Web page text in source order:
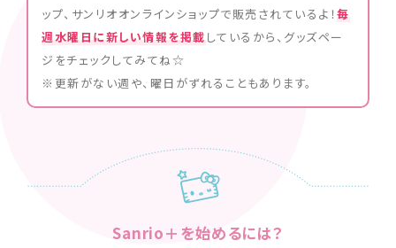
ップ、サンリオオンラインショップで販売されているよ！毎
週水曜日に新しい情報を掲載 しているから、グッズペー
ジをチェックしてみてね☆
※更新がない週や、曜日がずれることもあります。
Sanrio＋を始めるには？